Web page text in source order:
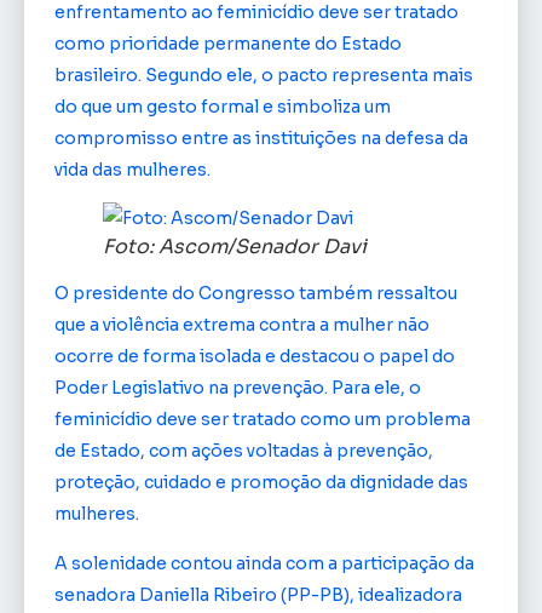
enfrentamento ao feminicídio deve ser tratado
como prioridade permanente do Estado
brasileiro. Segundo ele, o pacto representa mais
do que um gesto formal e simboliza um
compromisso entre as instituições na defesa da
vida das mulheres.
Foto: Ascom/Senador Davi
O presidente do Congresso também ressaltou
que a violência extrema contra a mulher não
ocorre de forma isolada e destacou o papel do
Poder Legislativo na prevenção. Para ele, o
feminicídio deve ser tratado como um problema
de Estado, com ações voltadas à prevenção,
proteção, cuidado e promoção da dignidade das
mulheres.
A solenidade contou ainda com a participação da
senadora Daniella Ribeiro (PP-PB), idealizadora